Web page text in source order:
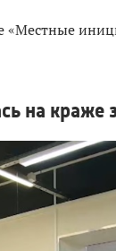
«Местные
на краже